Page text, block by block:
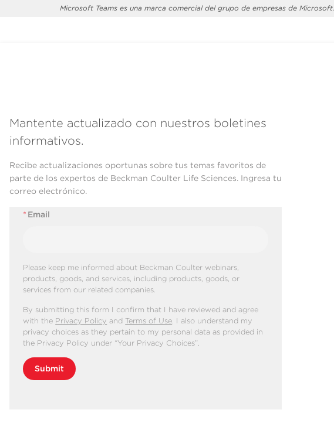
Microsoft Teams es una marca comercial del grupo de empresas de Microsoft.
Mantente actualizado con nuestros boletines
informativos.
Recibe actualizaciones oportunas sobre tus temas favoritos de
parte de los expertos de Beckman Coulter Life Sciences. Ingresa tu
correo electrónico.
* Email
Please keep me informed about Beckman Coulter webinars,
products, goods, and services, including products, goods, or
services from our related companies.
By submitting this form I confirm that I have reviewed and agree
with the Privacy Policy and Terms of Use. I also understand my
privacy choices as they pertain to my personal data as provided in
the Privacy Policy under “Your Privacy Choices”.
Submit